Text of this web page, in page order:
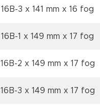
16B-3 x 141 mm x 16 fog
16B-1 x 149 mm x 17 fog
16B-2 x 149 mm x 17 fog
16B-3 x 149 mm x 17 fog